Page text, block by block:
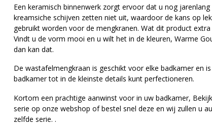
Een keramisch binnenwerk zorgt ervoor dat u nog
kreamsiche schijven zetten niet uit, waardoor de kans op
gebruikt worden voor de mengkranen. Wat dit product
Vindt u de vorm mooi en u wilt het in de kleuren, Warme
dan kan dat.
De wastafelmengkraan is geschikt voor elke badkamer en
badkamer tot in de kleinste details kunt perfectioneren.
Kortom een prachtige aanwinst voor in uw badkamer,
serie op onze webshop of bestel snel deze en wij zullen u
zelfde serie. .